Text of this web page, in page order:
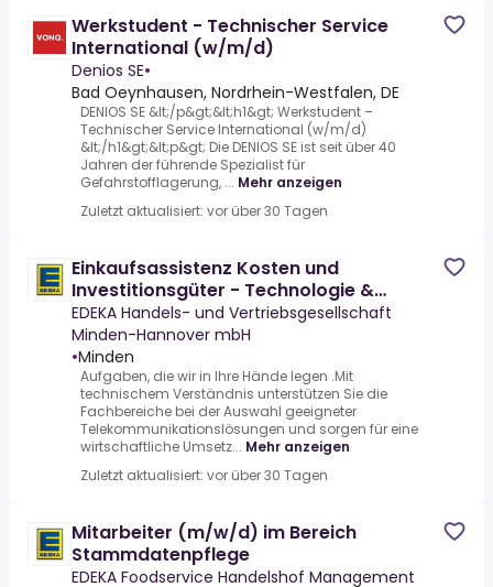
Werkstudent - Technischer Service
International (w/m/d)
Denios SE•
Bad Oeynhausen, Nordrhein-Westfalen, DE
DENIOS SE &lt;/p&gt;&lt;h1&gt; Werkstudent –
Technischer Service International (w/m/d)
&lt;/h1&gt;&lt;p&gt; Die DENIOS SE ist seit über 40
Jahren der führende Spezialist für
Gefahrstofflagerung, ... Mehr anzeigen
Zuletzt aktualisiert: vor über 30 Tagen
Einkaufsassistenz Kosten und
Investitionsgüter - Technologie &
Service (m/w/d)
EDEKA Handels- und Vertriebsgesellschaft
Minden-Hannover mbH
•Minden
Aufgaben, die wir in Ihre Hände legen .Mit
technischem Verständnis unterstützen Sie die
Fachbereiche bei der Auswahl geeigneter
Telekommunikationslösungen und sorgen für eine
wirtschaftliche Umsetz... Mehr anzeigen
Zuletzt aktualisiert: vor über 30 Tagen
Mitarbeiter (m/w/d) im Bereich
Stammdatenpflege
EDEKA Foodservice Handelshof Management